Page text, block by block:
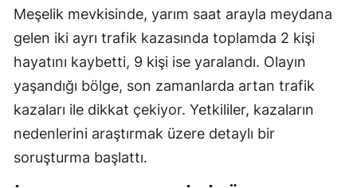
Meşelik mevkisinde, yarım saat arayla meydana
gelen iki ayrı trafik kazasında toplamda 2 kişi
hayatını kaybetti, 9 kişi ise yaralandı. Olayın
yaşandığı bölge, son zamanlarda artan trafik
kazaları ile dikkat çekiyor. Yetkililer, kazaların
nedenlerini araştırmak üzere detaylı bir
soruşturma başlattı.